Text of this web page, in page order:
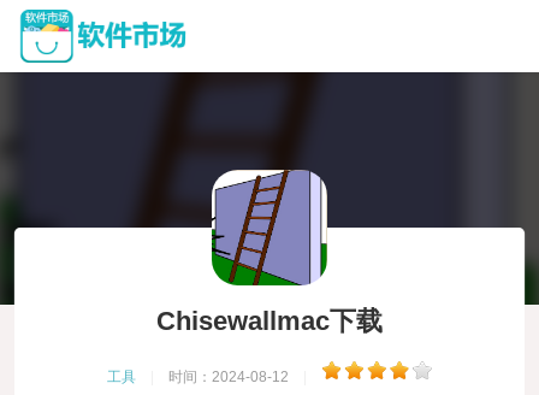
Chisewallmac下载
工具 时间：2024-08-12